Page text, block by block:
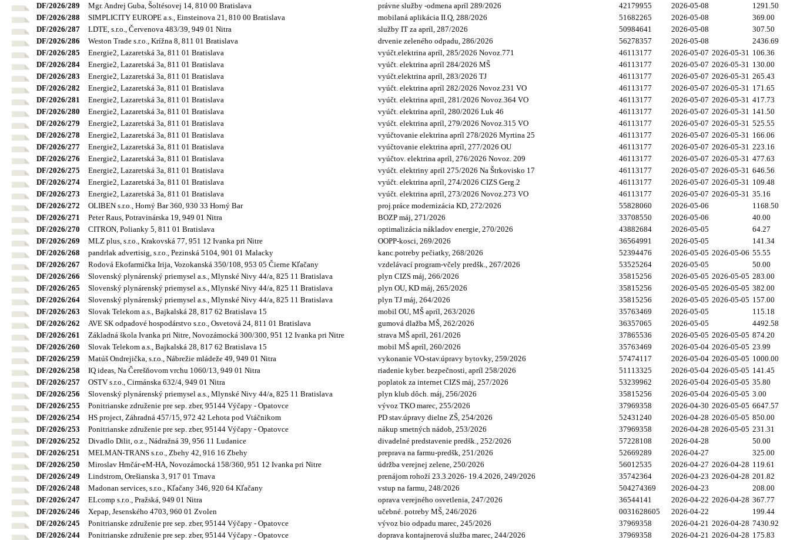
DF/2026/289
Mgr. Andrej Guba, Šoltésovej 14, 810 00 Bratislava právne služby -odmena apríl 289/2026 42179955 2026-05-08
1291.50
DF/2026/288
SIMPLICITY EUROPE a.s., Einsteinova 21, 810 00 Bratislava mobilaná aplikácia II.Q, 288/2026 51682265 2026-05-08
369.00
DF/2026/287
LDTE, s.r.o., Červenova 483/39, 949 01 Nitra služby IT za apríl, 287/2026 50984641 2026-05-08
307.50
DF/2026/286
Weston Trade s.r.o., Krížna 8, 811 01 Bratislava drvenie zeleného odpadu, 286/2026 56278357 2026-05-08
2436.69
DF/2026/285
Energie2, Lazaretská 3a, 811 01 Bratislava vyúčt.elektrina apríl, 285/2026 Novoz.771 46113177 2026-05-07 2026-05-31 106.36
DF/2026/284
Energie2, Lazaretská 3a, 811 01 Bratislava vyúčt. elektrina apríl 284/2026 MŠ 46113177 2026-05-07 2026-05-31 130.00
DF/2026/283
Energie2, Lazaretská 3a, 811 01 Bratislava vyúčt.elektrina apríl, 283/2026 TJ 46113177 2026-05-07 2026-05-31 265.43
DF/2026/282
Energie2, Lazaretská 3a, 811 01 Bratislava vyúčt. elektrina apríl 282/2026 Novoz.231 VO 46113177 2026-05-07 2026-05-31 171.65
DF/2026/281
Energie2, Lazaretská 3a, 811 01 Bratislava vyúčt. elektrina apríl, 281/2026 Novoz.364 VO 46113177 2026-05-07 2026-05-31 417.73
DF/2026/280
Energie2, Lazaretská 3a, 811 01 Bratislava vyúčt. elektrina apríl, 280/2026 Luk 46 46113177 2026-05-07 2026-05-31 141.50
DF/2026/279
Energie2, Lazaretská 3a, 811 01 Bratislava vyúčt. elektrina apríl, 279/2026 Novoz.315 VO 46113177 2026-05-07 2026-05-31 525.55
DF/2026/278
Energie2, Lazaretská 3a, 811 01 Bratislava vyúčtovanie elektrina apríl 278/2026 Myrtina 25 46113177 2026-05-07 2026-05-31 166.06
DF/2026/277
Energie2, Lazaretská 3a, 811 01 Bratislava vyúčtovanie elektrina apríl, 277/2026 OU 46113177 2026-05-07 2026-05-31 223.16
DF/2026/276
Energie2, Lazaretská 3a, 811 01 Bratislava vyúčtov. elektrina apríl, 276/2026 Novoz. 209 46113177 2026-05-07 2026-05-31 477.63
DF/2026/275
Energie2, Lazaretská 3a, 811 01 Bratislava vyúčt. elektriny apríl 275/2026 Na Štrkovisko 17 46113177 2026-05-07 2026-05-31 646.56
DF/2026/274
Energie2, Lazaretská 3a, 811 01 Bratislava vyúčt. elektrina apríl, 274/2026 CIZS Gerg.2 46113177 2026-05-07 2026-05-31 109.48
DF/2026/273
Energie2, Lazaretská 3a, 811 01 Bratislava vyúčt. elektrina apríl, 273/2026 Novoz.273 VO 46113177 2026-05-07 2026-05-31 35.16
DF/2026/272
OLIBEN s.r.o., Horný Bar 360, 930 33 Horný Bar proj.práce modernizácia KD, 272/2026 55828060 2026-05-06
1168.50
DF/2026/271
Peter Raus, Potravinárska 19, 949 01 Nitra BOZP máj, 271/2026 33708550 2026-05-06
40.00
DF/2026/270
CITRON, Polianky 5, 811 01 Bratislava optimalizácia nákladov energie, 270/2026 43882684 2026-05-05
64.27
DF/2026/269
MLZ plus, s.r.o., Krakovská 77, 951 12 Ivanka pri Nitre OOPP-kosci, 269/2026 36564991 2026-05-05
141.34
DF/2026/268
pandrlak advertisig, s.r.o., Pezinská 5104, 901 01 Malacky kanc.potreby pečiatky, 268/2026 52394476 2026-05-05 2026-05-06 55.55
DF/2026/267
Rodová Ekofarmička Irija, Vozokanská 350/108, 953 05 Čierne Kľačany vzdelávací program-včely predšk., 267/2026 53525264 2026-05-05
50.00
DF/2026/266
Slovenský plynárenský priemysel a.s., Mlynské Nivy 44/a, 825 11 Bratislava plyn CIZS máj, 266/2026 35815256 2026-05-05 2026-05-05 283.00
DF/2026/265
Slovenský plynárenský priemysel a.s., Mlynské Nivy 44/a, 825 11 Bratislava plyn OU, KD máj, 265/2026 35815256 2026-05-05 2026-05-05 382.00
DF/2026/264
Slovenský plynárenský priemysel a.s., Mlynské Nivy 44/a, 825 11 Bratislava plyn TJ máj, 264/2026 35815256 2026-05-05 2026-05-05 157.00
DF/2026/263
Slovak Telekom a.s., Bajkalská 28, 817 62 Bratislava 15 mobil OU, MŠ apríl, 263/2026 35763469 2026-05-05
115.18
DF/2026/262
AVE SK odpadové hospodárstvo s.r.o., Osvetová 24, 811 01 Bratislava gumová dlažba MŠ, 262/2026 36357065 2026-05-05
4492.58
DF/2026/261
Základná škola Ivanka pri Nitre, Novozámocká 300/300, 951 12 Ivanka pri Nitre strava MŠ apríl, 261/2026 37865536 2026-05-05 2026-05-05 874.20
DF/2026/260
Slovak Telekom a.s., Bajkalská 28, 817 62 Bratislava 15 mobil MŠ apríl, 260/2026 35763469 2026-05-04 2026-05-05 23.99
DF/2026/259
Matúš Ondrejička, s.r.o., Nábrežie mládeže 49, 949 01 Nitra vykonanie VO-stav.úpravy bytovky, 259/2026 57474117 2026-05-04 2026-05-05 1000.00
DF/2026/258
IQ ideas, Na Čerešňovom vrchu 1060/13, 949 01 Nitra riadenie kyber. bezpečnosti, apríl 258/2026 51113325 2026-05-04 2026-05-05 141.45
DF/2026/257
OSTV s.r.o., Cirmánska 632/4, 949 01 Nitra poplatok za internet CIZS máj, 257/2026 53239962 2026-05-04 2026-05-05 35.80
DF/2026/256
Slovenský plynárenský priemysel a.s., Mlynské Nivy 44/a, 825 11 Bratislava plyn klub dôch. máj, 256/2026 35815256 2026-05-04 2026-05-05 3.00
DF/2026/255
Ponitrianske združenie pre sep. zber, 95144 Výčapy - Opatovce vývoz TKO marec, 255/2026 37969358 2026-04-30 2026-05-05 6647.57
DF/2026/254
HS project, Záhradná 457/15, 972 42 Lehota pod Vtáčnikom PD stav.úpravy dielne ZŠ, 254/2026 52431240 2026-04-28 2026-05-05 850.00
DF/2026/253
Ponitrianske združenie pre sep. zber, 95144 Výčapy - Opatovce nákup smetných nádob, 253/2026 37969358 2026-04-28 2026-05-05 231.31
DF/2026/252
Divadlo Dilit, o.z., Nádražná 39, 956 11 Ludanice divadelné predstavenie predšk., 252/2026 57228108 2026-04-28
50.00
DF/2026/251
MELMAN-TRANS s.r.o., Zbehy 42, 916 16 Zbehy preprava na farmu-predšk, 251/2026 52669289 2026-04-27
325.00
DF/2026/250
Miroslav Hrnčár-eM-HA, Novozámocká 158/360, 951 12 Ivanka pri Nitre údržba verejnej zelene, 250/2026 56012535 2026-04-27 2026-04-28 119.61
DF/2026/249
Lindstrom, Orešianska 3, 917 01 Trnava prenájom rohoží 23.3.2026- 19.4.2026, 249/2026 35742364 2026-04-23 2026-04-28 201.82
DF/2026/248
Madonan services, s.r.o., Kľačany 346, 920 64 Kľačany vstup na farmu, 248/2026 504274369 2026-04-23
208.00
DF/2026/247
ELcomp s.r.o., Pražská, 949 01 Nitra oprava verejného osvetlenia, 247/2026 36544141 2026-04-22 2026-04-28 367.77
DF/2026/246
Xepap, Jesenského 4703, 960 01 Zvolen učebné. potreby MŠ, 246/2026 0031628605 2026-04-22
199.44
DF/2026/245
Ponitrianske združenie pre sep. zber, 95144 Výčapy - Opatovce vývoz bio odpadu marec, 245/2026 37969358 2026-04-21 2026-04-28 7430.92
DF/2026/244
Ponitrianske združenie pre sep. zber, 95144 Výčapy - Opatovce doprava kontajnerová služba marec, 244/2026 37969358 2026-04-21 2026-04-28 175.83